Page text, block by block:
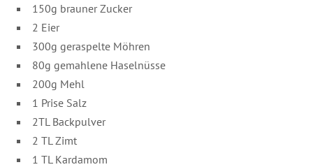
150g brauner Zucker
2 Eier
300g geraspelte Möhren
80g gemahlene Haselnüsse
200g Mehl
1 Prise Salz
2TL Backpulver
2 TL Zimt
1 TL Kardamom